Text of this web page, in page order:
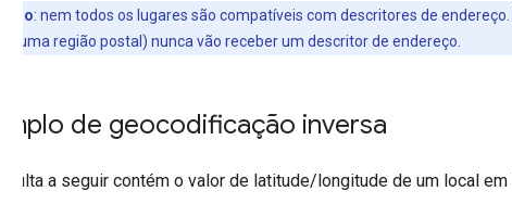
: nem todos os lugares são compatíveis com descritores de
uma região postal) nunca vão receber um descritor de endereço.
de geocodificação inversa
a seguir contém o valor de latitude/longitude de um local em